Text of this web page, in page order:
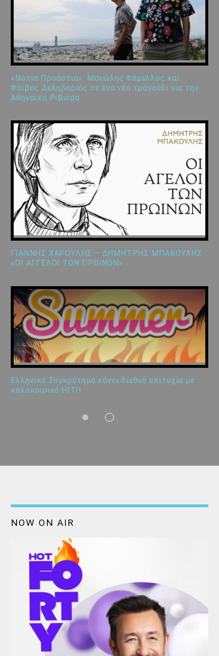
«Νότια Προάστια»: Μανώλης Φάμελλος και
Φοίβος Δεληβοριάς σε ένα νέο τραγούδι για την
Αθηναϊκή Ριβιέρα
ΓΙΑΝΝΗΣ ΧΑΡΟΥΛΗΣ – ΔΗΜΗΤΡΗΣ ΜΠΑΚΟΥΛΗΣ
«ΟΙ ΑΓΓΕΛΟΙ ΤΩΝ ΠΡΩΙΝΩΝ»
Ελληνικό Συγκρότημα κάνει διεθνή επιτυχία με
καλοκαιρινό HIT!!
NOW ON AIR